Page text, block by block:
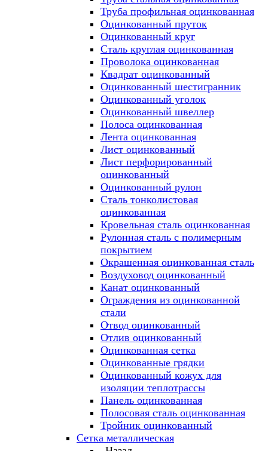
Труба профильная оцинкованная
Оцинкованный пруток
Оцинкованный круг
Сталь круглая оцинкованная
Проволока оцинкованная
Квадрат оцинкованный
Оцинкованный шестигранник
Оцинкованный уголок
Оцинкованный швеллер
Полоса оцинкованная
Лента оцинкованная
Лист оцинкованный
Лист перфорированный
оцинкованный
Оцинкованный рулон
Сталь тонколистовая
оцинкованная
Кровельная сталь оцинкованная
Рулонная сталь с полимерным
покрытием
Окрашенная оцинкованная сталь
Воздуховод оцинкованный
Канат оцинкованный
Ограждения из оцинкованной
стали
Отвод оцинкованный
Отлив оцинкованный
Оцинкованная сетка
Оцинкованные грядки
Оцинкованный кожух для
изоляции теплотрассы
Панель оцинкованная
Полосовая сталь оцинкованная
Тройник оцинкованный
Сетка металлическая